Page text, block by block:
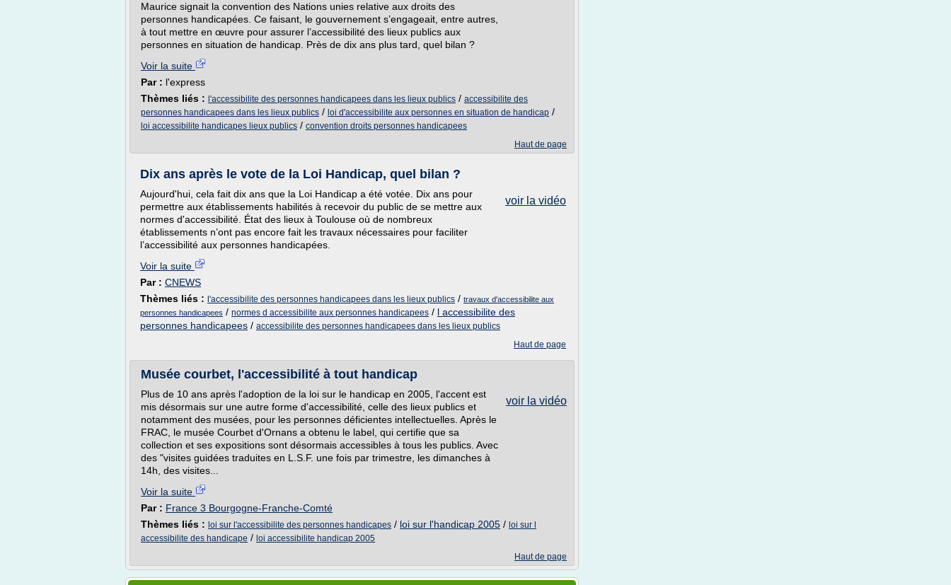
Maurice signait la convention des Nations unies relative aux droits des
personnes handicapées. Ce faisant, le gouvernement s’engageait, entre autres,
à tout mettre en œuvre pour assurer l’accessibilité des lieux publics aux
personnes en situation de handicap. Près de dix ans plus tard, quel bilan ?
Voir la suite
Par : l'express
Thèmes liés : l'accessibilite des personnes handicapees dans les lieux publics / accessibilite des
personnes handicapees dans les lieux publics / loi d'accessibilite aux personnes en situation de handicap /
loi accessibilite handicapes lieux publics / convention droits personnes handicapees
Haut de page
Dix ans après le vote de la Loi Handicap, quel bilan ?
voir la vidéo
Aujourd'hui, cela fait dix ans que la Loi Handicap a été votée. Dix ans pour
permettre aux établissements habilités à recevoir du public de se mettre aux
normes d'accessibilité. État des lieux à Toulouse où de nombreux
établissements n’ont pas encore fait les travaux nécessaires pour faciliter
l’accessibilité aux personnes handicapées.
Voir la suite
Par : CNEWS
Thèmes liés : l'accessibilite des personnes handicapees dans les lieux publics / travaux d'accessibilite aux
personnes handicapees / normes d accessibilite aux personnes handicapees / l accessibilite des
personnes handicapees / accessibilite des personnes handicapees dans les lieux publics
Haut de page
Musée courbet, l'accessibilité à tout handicap
voir la vidéo
Plus de 10 ans après l'adoption de la loi sur le handicap en 2005, l'accent est
mis désormais sur une autre forme d'accessibilité, celle des lieux publics et
notamment des musées, pour les personnes déficientes intellectuelles. Après le
FRAC, le musée Courbet d'Ornans a obtenu le label, qui certifie que sa
collection et ses expositions sont désormais accessibles à tous les publics. Avec
des "visites guidées traduites en L.S.F. une fois par trimestre, les dimanches à
14h, des visites...
Voir la suite
Par : France 3 Bourgogne-Franche-Comté
Thèmes liés : loi sur l'accessibilite des personnes handicapes / loi sur l'handicap 2005 / loi sur l
accessibilite des handicape / loi accessibilite handicap 2005
Haut de page